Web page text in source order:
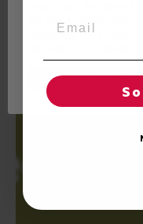
fer clic a "Acceptar
"cookies". Tot i així,
Regles de "cookies"